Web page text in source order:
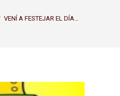
VENÍ A FESTEJAR EL DÍA…